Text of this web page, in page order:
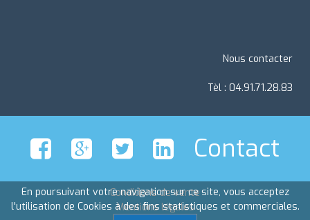
Nous contacter
Tèl : 04.91.71.28.83
Contact
Conditions de vente
Mentions légales
En poursuivant votre navigation sur ce site, vous acceptez
l'utilisation de Cookies à des fins statistiques et commerciales.